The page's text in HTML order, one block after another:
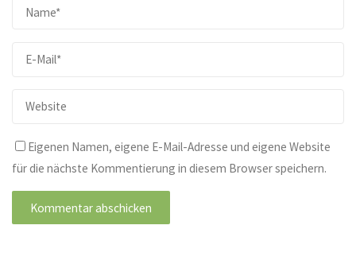
Eigenen Namen, eigene E-Mail-Adresse und eigene Website
für die nächste Kommentierung in diesem Browser speichern.